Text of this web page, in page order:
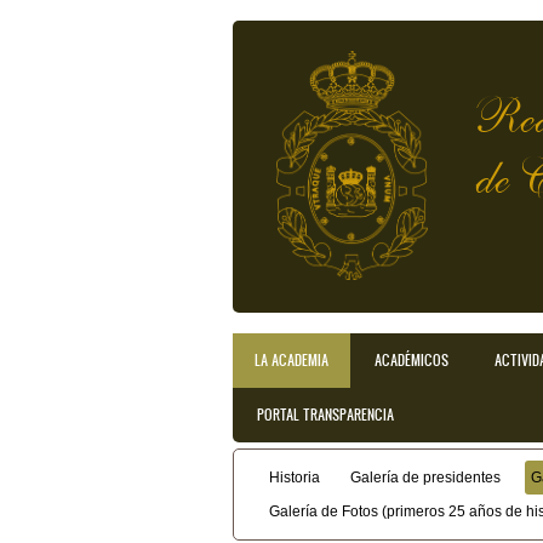
de
Menú principal
LA ACADEMIA ACADÉMICOS
PORTAL TRANSPARENCIA
Historia Galería de presidentes
Galería de Fotos (primeros 25 años de